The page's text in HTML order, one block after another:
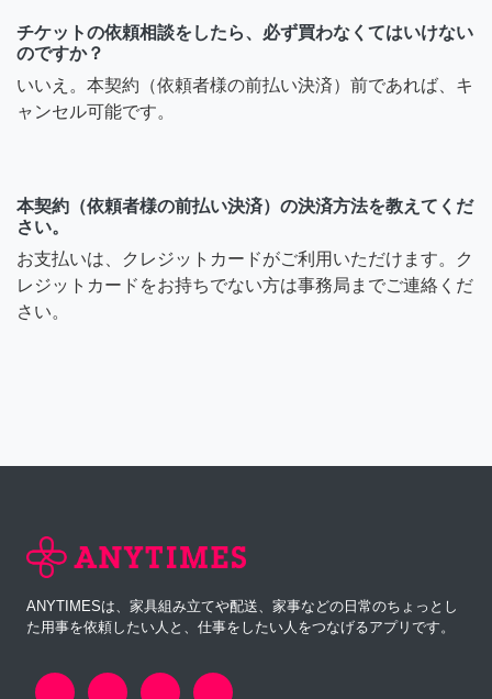
チケットの依頼相談をしたら、必ず買わなくてはいけない
のですか？
いいえ。本契約（依頼者様の前払い決済）前であれば、キ
ャンセル可能です。
本契約（依頼者様の前払い決済）の決済方法を教えてくだ
さい。
お支払いは、クレジットカードがご利用いただけます。ク
レジットカードをお持ちでない方は事務局までご連絡くだ
さい。
ANYTIMESは、家具組み立てや配送、家事などの日常のちょっとし
た用事を依頼したい人と、仕事をしたい人をつなげるアプリです。